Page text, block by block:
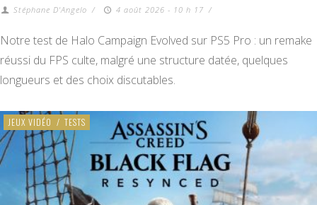
Stéphane D'Angelo / 4 août 2026 - 10 h 17 /
Notre test de Halo Campaign Evolved sur PS5 Pro : un remake
réussi du FPS culte, malgré une structure datée, quelques
longueurs et des choix discutables.
JEUX VIDÉO / TESTS